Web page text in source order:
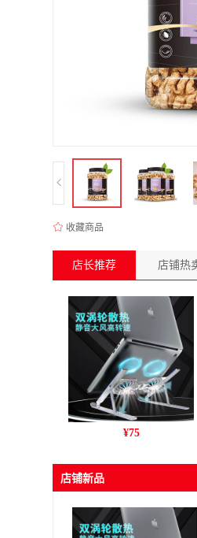
收藏商品
店长推荐 店铺热
跨境新款C9pro笔记本电脑
¥75
店铺新品